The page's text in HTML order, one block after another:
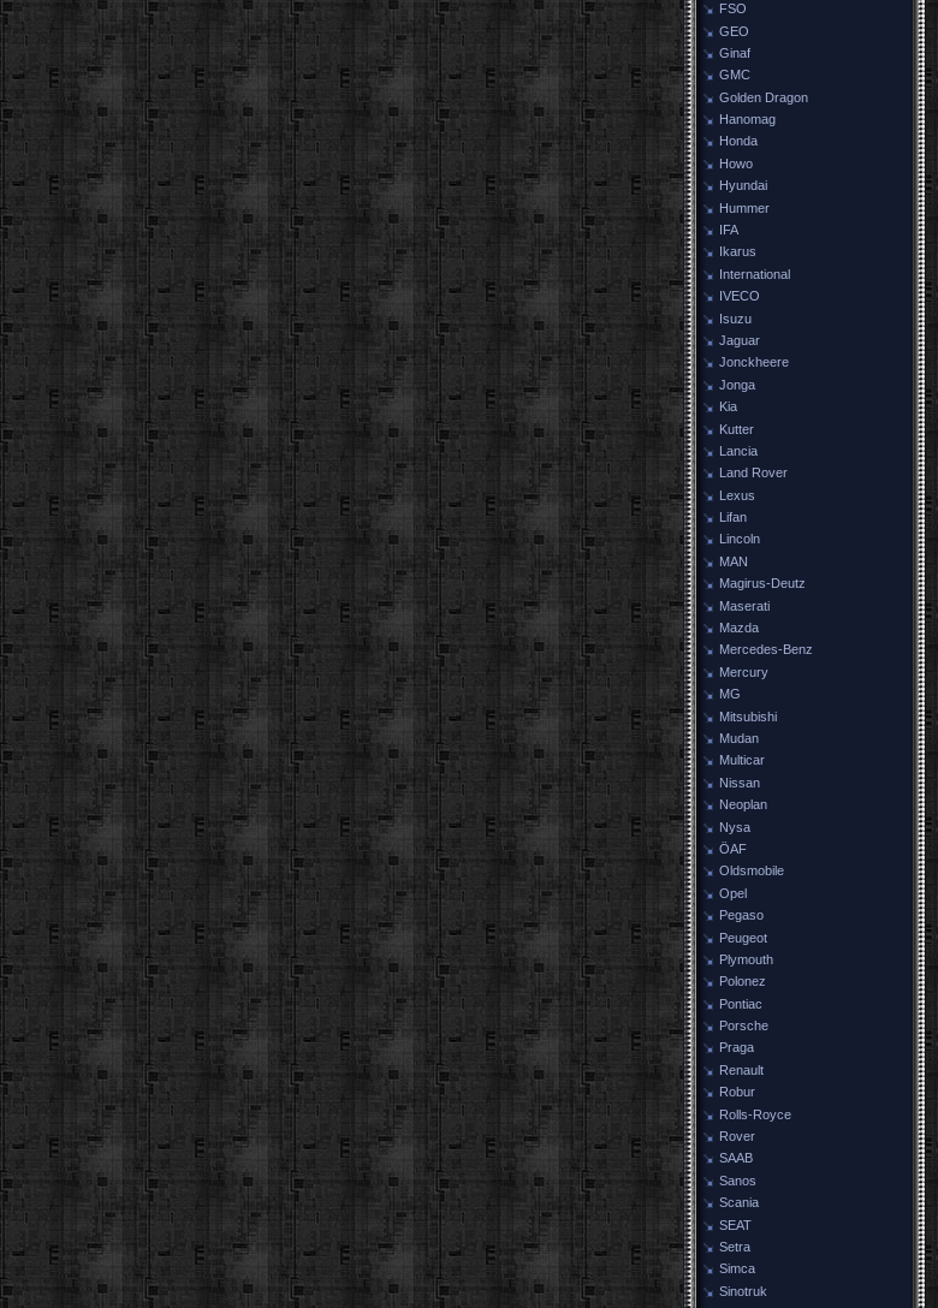
FSO
GEO
Ginaf
GMC
Golden Dragon
Hanomag
Honda
Howo
Hyundai
Hummer
IFA
Ikarus
International
IVECO
Isuzu
Jaguar
Jonckheere
Jonga
Kia
Kutter
Lancia
Land Rover
Lexus
Lifan
Lincoln
MAN
Magirus-Deutz
Maserati
Mazda
Mercedes-Benz
Mercury
MG
Mitsubishi
Mudan
Multicar
Nissan
Neoplan
Nysa
ÖAF
Oldsmobile
Opel
Pegaso
Peugeot
Plymouth
Polonez
Pontiac
Porsche
Praga
Renault
Robur
Rolls-Royce
Rover
SAAB
Sanos
Scania
SEAT
Setra
Simca
Sinotruk